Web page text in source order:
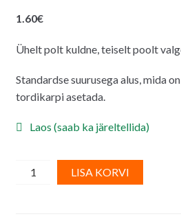
1.60€
Ühelt polt kuldne, teiselt poolt
Standardse suurusega alus, mida
tordikarpi asetada.
Laos (saab ka järeltellida)
Kuldne
tordialus,
LISA KORVI